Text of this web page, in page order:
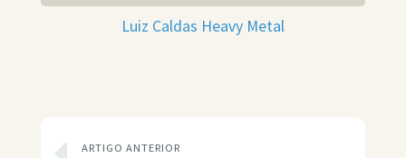
Luiz Caldas Heavy Metal
ARTIGO ANTERIOR